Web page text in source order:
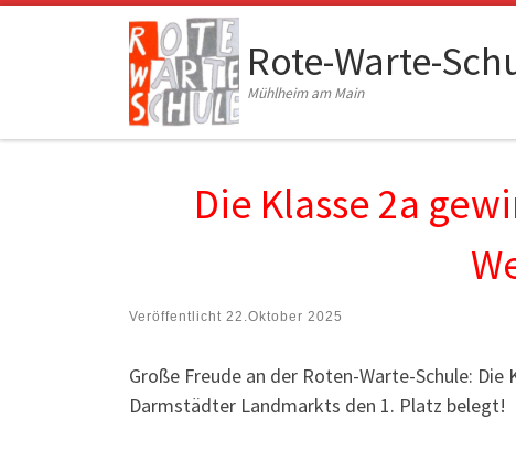
Zum Inhalt springen
Rote-Warte-
Mühlheim am Main
Die Klasse 2a
Veröffentlicht 22.Oktober 2025
Große Freude an der Roten-Warte-Schule:
Darmstädter Landmarkts den 1. Platz belegt!